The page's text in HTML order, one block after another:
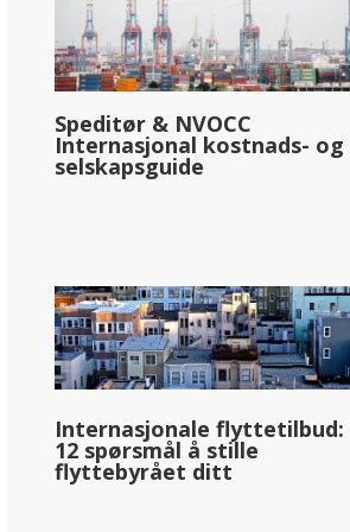
Speditør & NVOCC
Internasjonal kostnads- og
selskapsguide
Internasjonale flyttetilbud:
12 spørsmål å stille
flyttebyrået ditt